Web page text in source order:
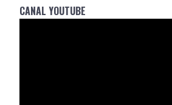
CANAL YOUTUBE